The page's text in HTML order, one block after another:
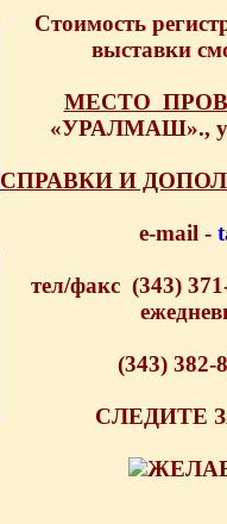
Стоимость
выставки
МЕСТО
«УРАЛМАШ».,
СПРАВКИ И
е-mail -
тел/факс (343)
(343) 382-
СЛЕДИТЕ